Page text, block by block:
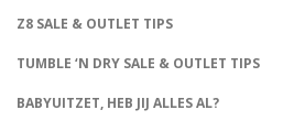
Z8 SALE & OUTLET TIPS
TUMBLE ‘N DRY SALE & OUTLET TIPS
BABYUITZET, HEB JIJ ALLES AL?